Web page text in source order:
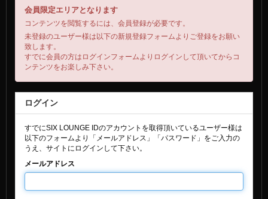
会員限定エリアとなります
コンテンツを閲覧するには、会員登録が必要です。
未登録のユーザー様は以下の新規登録フォームよりご登録をお願い
致します。
すでに会員の方はログインフォームよりログインして頂いてからコ
ンテンツをお楽しみ下さい。
ログイン
すでにSIX LOUNGE IDのアカウントを取得頂いているユーザー様は
以下のフォームより「メールアドレス」「パスワード」をご入力の
うえ、サイトにログインして下さい。
メールアドレス